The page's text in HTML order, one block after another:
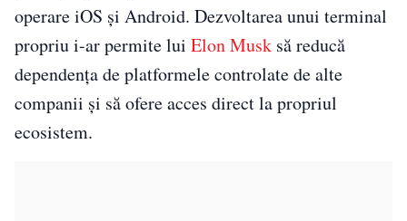
operare iOS și Android. Dezvoltarea unui terminal
propriu i-ar permite lui Elon Musk să reducă
dependența de platformele controlate de alte
companii și să ofere acces direct la propriul
ecosistem.